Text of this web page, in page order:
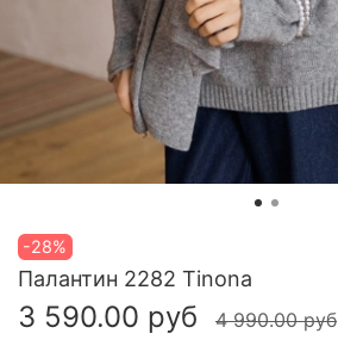
-28%
Палантин 2282 Tinona
3 590.00 руб 4 990.00 руб